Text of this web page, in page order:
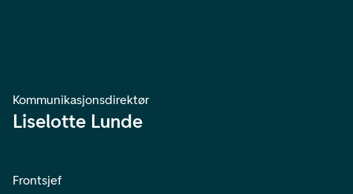
Kommunikasjonsdirektør
Liselotte Lunde
Frontsjef